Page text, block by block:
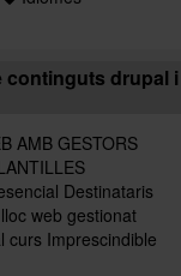
continguts drupal i
AMB GESTORS
Destinataris
web gestionat
curs Imprescindible